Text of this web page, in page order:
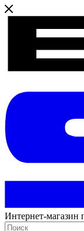
Интернет-магазин